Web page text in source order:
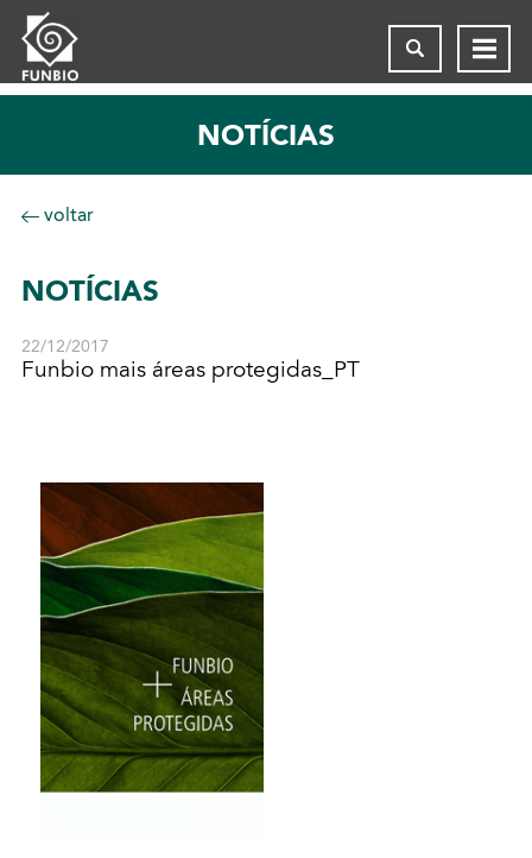
NOTÍCIAS
voltar
NOTÍCIAS
22/12/2017
Funbio mais áreas protegidas_PT